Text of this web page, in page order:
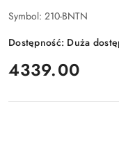
Symbol: 210-BNTN
Dostępność: Duża
cena:
4339.00